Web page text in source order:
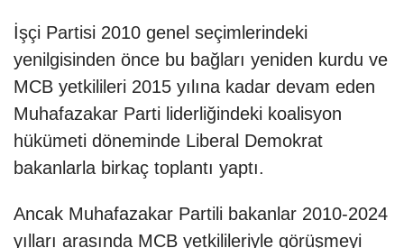
İşçi Partisi 2010 genel seçimlerindeki
yenilgisinden önce bu bağları yeniden kurdu ve
MCB yetkilileri 2015 yılına kadar devam eden
Muhafazakar Parti liderliğindeki koalisyon
hükümeti döneminde Liberal Demokrat
bakanlarla birkaç toplantı yaptı.
Ancak Muhafazakar Partili bakanlar 2010-2024
yılları arasında MCB yetkilileriyle görüşmeyi